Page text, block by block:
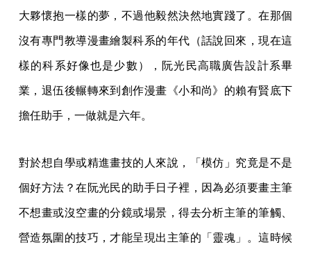
大夥懷抱一樣的夢，不過他毅然決然地實踐了。在那個
沒有專門教導漫畫繪製科系的年代（話說回來，現在這
樣的科系好像也是少數），阮光民高職廣告設計系畢
業，退伍後輾轉來到創作漫畫《小和尚》的賴有賢底下
擔任助手，一做就是六年。
對於想自學或精進畫技的人來說，「模仿」究竟是不是
個好方法？在阮光民的助手日子裡，因為必須要畫主筆
不想畫或沒空畫的分鏡或場景，得去分析主筆的筆觸、
營造氛圍的技巧，才能呈現出主筆的「靈魂」。這時候